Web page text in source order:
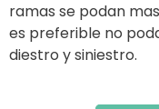
ramas se podan
es preferible no
diestro y siniestro.